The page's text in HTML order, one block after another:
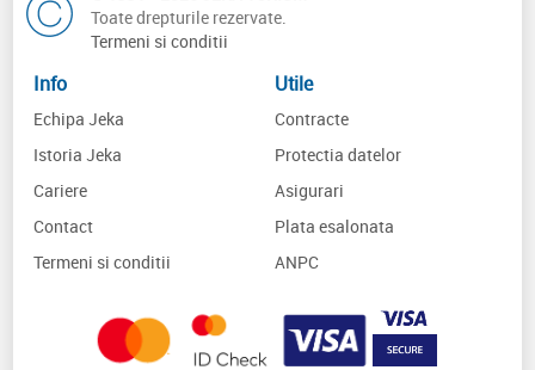
Toate drepturile rezervate.
Termeni si conditii
Info
Echipa Jeka
Istoria Jeka
Cariere
Contact
Termeni si conditii
Utile
Contracte
Protectia datelor
Asigurari
Plata esalonata
ANPC